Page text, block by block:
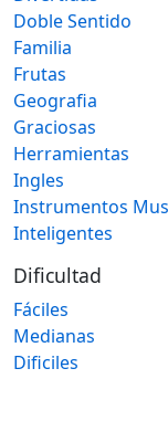
Doble Sentido
Familia
Frutas
Geografia
Graciosas
Herramientas
Ingles
Instrumentos
Inteligentes
Dificultad
Fáciles
Medianas
Dificiles